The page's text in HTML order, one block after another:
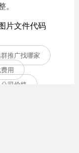
片文件代码
推广找哪家
用
司价格